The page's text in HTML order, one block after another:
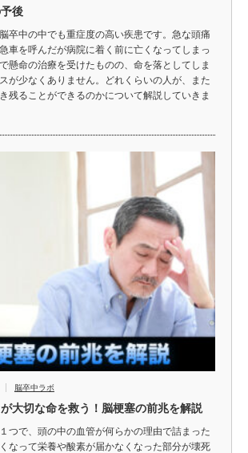
後
卒中の中でも重症度の高い疾患です。急な頭痛
車を呼んだが病院に着く前に亡くなってしまっ
懸命の治療を受けたものの、命を落としてしま
が少なくありません。どれくらいの人が、また
残ることができるのかについて解説していきま
脳卒中ラボ
大切な命を救う！脳梗塞の前兆を解説
つで、頭の中の血管が何らかの理由で詰まった
なって栄養や酸素が届かなくなった部分が壊死